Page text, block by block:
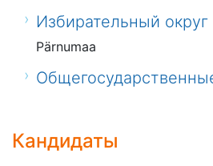
Избирательный
Pärnumaa
Кандидаты